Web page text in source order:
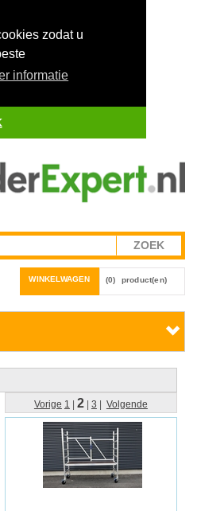
zodat u
informatie
WINKELWAGEN (0) product(en)
Vorige 1 | 2| 3 | Volgende